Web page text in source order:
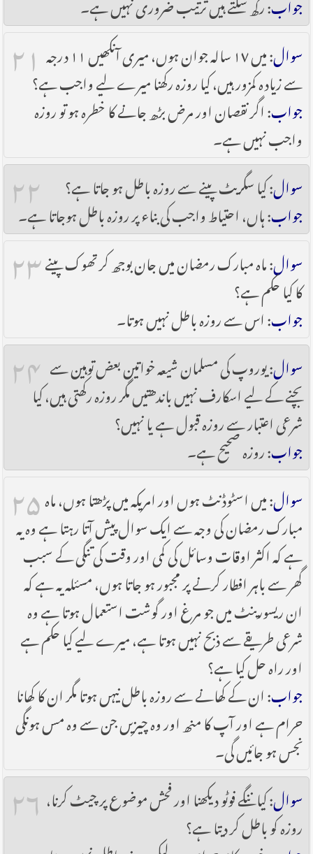
۲۱ سوال
: میں ۱۷ سالہ جوان ہوں، میری آنکھیں ۱۱ درجہ
سے زیادہ کمزور ہیں، کیا روزہ رکھنا میرے لیے واجب ہے؟
جواب: اگر نقصان اور مرض بڑھ جانے کا خطرہ ہو تو روزہ
واجب نہیں ہے۔
۲۲ سوال: کیا سگریٹ پینے سے روزہ باطل ہو جاتا ہے؟
جواب: ہاں، احتیاط واجب کی بناء پر روزہ باطل ہوجاتا ہے۔
۲۳ سوال: ماہ مبارک رمضان میں جان بوجھ کر تھوک پینے
کا کیا حکم ہے؟
جواب: اس سے روزہ باطل نہیں ہوتا۔
۲۴ سوال: یوروپ کی مسلمان شیعہ خواتین بعض توہین سے
بچنے کے لیے اسکارف نہیں باندھتیں مگر روزہ رکھتی ہیں، کیا
شرعی اعتبار سے روزہ قبول ہے یا نہیں؟
جواب: روزہ صحیح ہے۔
۲۵ سوال: میں اسٹوڈنٹ ہوں اور امریکہ میں پڑھتا ہوں، ماہ
مبارک رمضان کی وجہ سے ایک سوال پیش آتا رہتا ہے وہ یہ
ہے کہ اکثر اوقات وسائل کی کمی اور وقت کی تنگی کے سبب
گھر سے باہر افطار کرنے پر مجبور ہو جاتا ہوں، مسئلہ یہ ہے کہ
ان ریسورینٹ میں جو مرغ اور گوشت استعمال ہوتا ہے وہ
شرعی طریقے سے ذبح نہیں ہوتا ہے، میرے لیے کیا حکم ہے
اور راہ حل کیا ہے؟
جواب: ان کے کھانے سے روزہ باطل نیہں ہوتا مگر ان کا کھانا
حرام ہے اور آپ کا منھ اور وہ چیزیں جن سے وہ مس ہونگی
نجس ہو جائیں گی۔
۲۶ سوال: کیا ننگے فوٹو دیکھنا اور فحش موضوع پر چیٹ کرنا،
روزہ کو باطل کر دیتا ہے؟